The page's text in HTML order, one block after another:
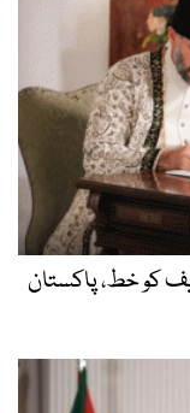
کو خط، پاکستان